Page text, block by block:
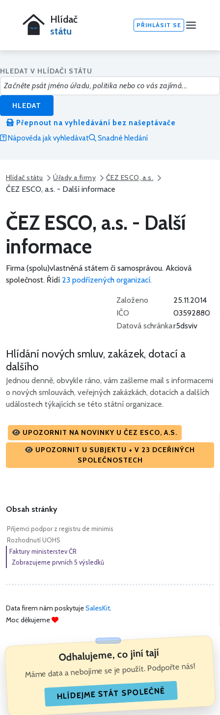
Hlídač
státu
PŘIHLÁSIT SE
HLEDAT V HLÍDAČI STÁTU
HLEDAT
Přepnout na vyhledávání bez našeptávače
Nápověda jak vyhledávat
Snadné hledání
Hlídač státu Úřady a firmy ČEZ ESCO, a.s.
ČEZ ESCO, a.s. - Další informace
ČEZ ESCO, a.s. - Další
informace
Firma (spolu)vlastněná státem či samosprávou. Akciová
společnost. Řídí 23 podřízených organizací.
Založeno
25.11.2014
IČO
03592880
Datová schránkar5dsviv
Hlídání nových smluv, zakázek, dotací a
dalšího
Jednou denně, obvykle ráno, vám zašleme mail s informacemi
o nových smlouvách, veřejných zakázkách, dotacích a dalších
událostech týkajících se této státní organizace.
UPOZORNIT NA NOVINKY U ČEZ ESCO, A.S.
UPOZORNIT U SUBJEKTU + V 23 DCEŘINÝCH
SPOLEČNOSTECH
Obsah stránky
Příjemci podpor z registru de minimis
Rozhodnutí UOHS
Faktury ministerstev ČR
Zobrazujeme prvních 5 výsledků
Data firem nám poskytujeSalesKit.
Moc děkujeme
Odhalujeme, co jiní tají
Máme data a nebojíme se je použít. Podpořte nás!
HLÍDEJME STÁT SPOLEČNĚ